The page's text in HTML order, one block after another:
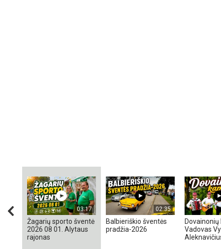
03:17
Žagarių sporto šventė
2026 08 01. Alytaus
rajonas
02:35
Balbieriškio šventės
pradžia-2026
Dovainonių
Vadovas